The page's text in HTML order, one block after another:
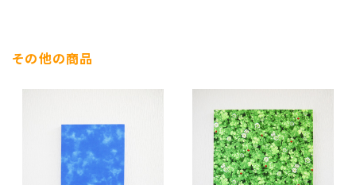
その他の商品